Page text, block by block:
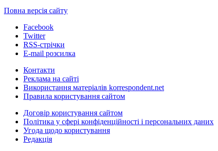
Повна версія сайту
Facebook
Twitter
RSS-стрічки
E-mail розсилка
Контакти
Реклама на сайті
Використання матеріалів korrespondent.net
Правила користування сайтом
Договір користування сайтом
Політика у сфері конфіденційності і персональних даних
Угода щодо користування
Редакція